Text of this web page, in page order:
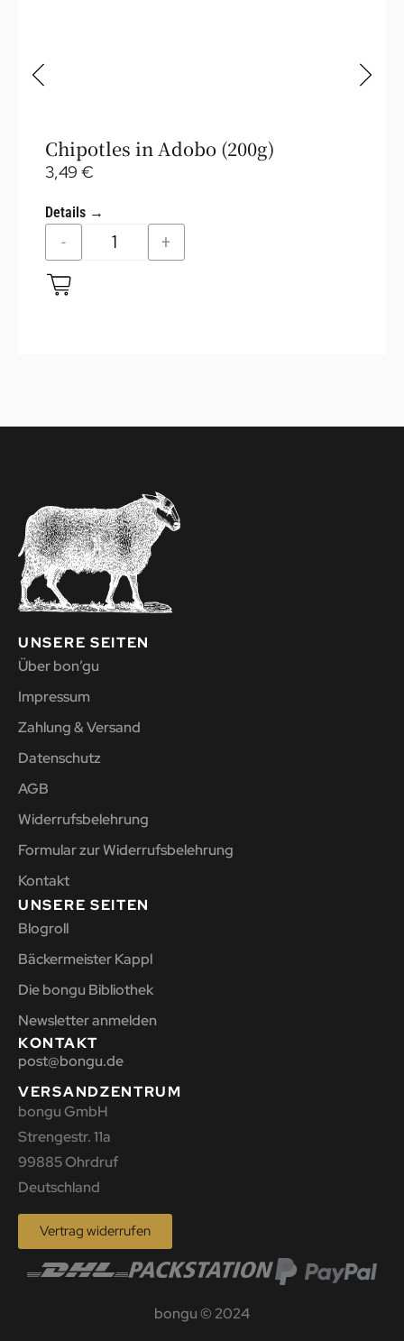
Chipotles in Adobo (200g)
3,49 €
Details →
- +
UNSERE SEITEN
Über bon’gu
Impressum
Zahlung & Versand
Datenschutz
AGB
Widerrufsbelehrung
Formular zur Widerrufsbelehrung
Kontakt
UNSERE SEITEN
Blogroll
Bäckermeister Kappl
Die bongu Bibliothek
Newsletter anmelden
KONTAKT
post@bongu.de
VERSANDZENTRUM
bongu GmbH
Strengestr. 11a
99885 Ohrdruf
Deutschland
Vertrag widerrufen
bongu © 2024